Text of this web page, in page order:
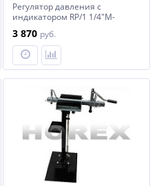
Регулятор давления с
индикатором RP/1 1/4"M-
ANI
3 870 руб.